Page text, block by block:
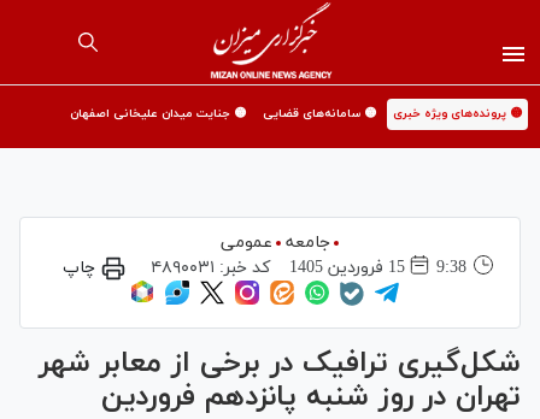
🟡 پرونده‌های ویژه خبری 🟡 سامانه‌های قضایی 🟡 جنایت میدان علیخانی اصفهان
جامعه
عمومی
9:38
15 فروردين 1405 کد خبر: ۴۸۹۰۰۳۱ چاپ
شکل‌گیری ترافیک در برخی از معابر شهر
تهران در روز شنبه پانزدهم فروردین